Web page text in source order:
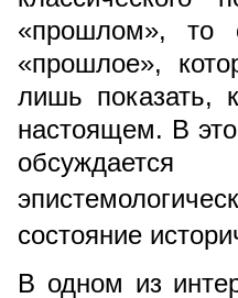
«прошлом», то
«прошлое»,
лишь показать,
настоящем. В
обсуждается
состояние
В одном из